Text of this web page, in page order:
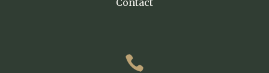
